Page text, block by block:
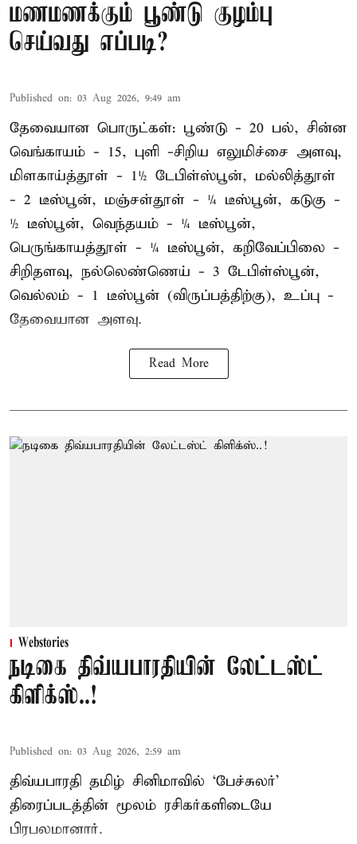
மணமணக்கும் பூண்டு குழம்பு
செய்வது எப்படி?
Published on: 03 Aug 2026, 9:49 am
தேவையான பொருட்கள்: பூண்டு - 20 பல், சின்ன
வெங்காயம் - 15, புளி -சிறிய எலுமிச்சை அளவு,
மிளகாய்த்தூள் - 1½ டேபிள்ஸ்பூன், மல்லித்தூள்
- 2 டீஸ்பூன், மஞ்சள்தூள் - ¼ டீஸ்பூன், கடுகு -
½ டீஸ்பூன், வெந்தயம் - ¼ டீஸ்பூன்,
பெருங்காயத்தூள் - ¼ டீஸ்பூன், கறிவேப்பிலை -
சிறிதளவு, நல்லெண்ணெய் - 3 டேபிள்ஸ்பூன்,
வெல்லம் - 1 டீஸ்பூன் (விருப்பத்திற்கு), உப்பு -
தேவையான அளவு.
Read More
Webstories
நடிகை திவ்யபாரதியின் லேட்டஸ்ட்
கிளிக்ஸ்..!
Published on: 03 Aug 2026, 2:59 am
திவ்யபாரதி தமிழ் சினிமாவில் ‘பேச்சுலர்’
திரைப்படத்தின் மூலம் ரசிகர்களிடையே
பிரபலமானார்.